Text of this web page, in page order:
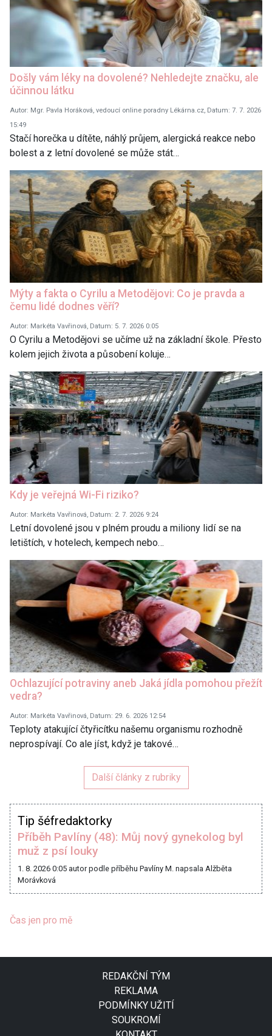
Došly vám léky na dovolené? Nehledejte značku, ale
účinnou látku
Autor: Mgr. Pavla Horáková, vedoucí online poradny Lékárna.cz, Datum: 7. 7. 2026
15:49
Stačí horečka u dítěte, náhlý průjem, alergická reakce nebo
bolest a z letní dovolené se může stát…
Mýty a fakta o Cyrilu a Metodějovi: Co je pravda a
čemu lidé dodnes věří?
Autor: Markéta Vavřinová, Datum: 5. 7. 2026 0:05
O Cyrilu a Metodějovi se učíme už na základní škole. Přesto
kolem jejich života a působení koluje…
Kdy je veřejná Wi-Fi riziko?
Autor: Markéta Vavřinová, Datum: 2. 7. 2026 9:24
Letní dovolené jsou v plném proudu a miliony lidí se na
letištích, v hotelech, kempech nebo…
Ochlazující potraviny aneb Jaká jídla pomohou přežít
vedra?
Autor: Markéta Vavřinová, Datum: 29. 6. 2026 12:54
Teploty atakující čtyřicítku našemu organismu rozhodně
neprospívají. Co ale jíst, když je takové…
Další články z rubriky
Tip šéfredaktorky
Příběh Pavlíny (48): Můj nový gynekolog byl
muž z psí louky
1. 8. 2026 0:05 autor podle příběhu Pavlíny M. napsala Alžběta
Morávková
Čas jen pro mě
REDAKČNÍ TÝM
REKLAMA
PODMÍNKY UŽITÍ
SOUKROMÍ